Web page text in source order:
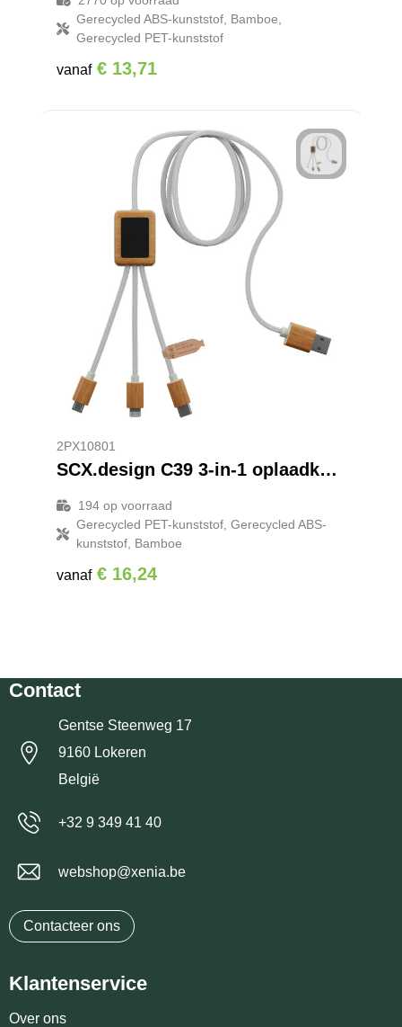
Gerecycled ABS-kunststof, Bamboe,
Gerecycled PET-kunststof
vanaf € 13,71
2PX10801
SCX.design C39 3-in-1 oplaadkabel van rPET met oplichtend logo en vierkante behuizing van bamboe
194op voorraad
Gerecycled PET-kunststof, Gerecycled ABS-
kunststof, Bamboe
vanaf € 16,24
Contact
Gentse Steenweg 17
9160 Lokeren
België
+32 9 349 41 40
webshop@xenia.be
Contacteer ons
Klantenservice
Over ons